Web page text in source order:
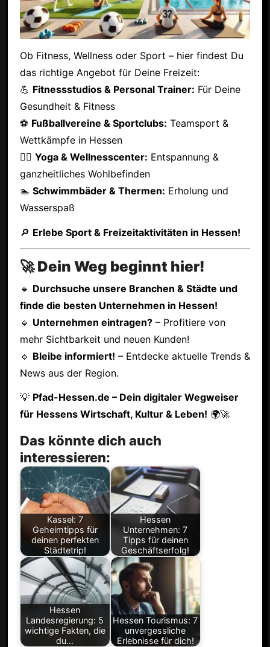
Ob Fitness, Wellness oder Sport – hier findest Du
das richtige Angebot für Deine Freizeit:
💪 Fitnessstudios & Personal Trainer: Für Deine
Gesundheit & Fitness
⚽ Fußballvereine & Sportclubs: Teamsport &
Wettkämpfe in Hessen
🧘‍♂️ Yoga & Wellnesscenter: Entspannung &
ganzheitliches Wohlbefinden
🏊 Schwimmbäder & Thermen: Erholung und
Wasserspaß
🔎 Erlebe Sport & Freizeitaktivitäten in Hessen!
🚀 Dein Weg beginnt hier!
🔹 Durchsuche unsere Branchen & Städte und
finde die besten Unternehmen in Hessen!
🔹 Unternehmen eintragen?– Profitiere von
mehr Sichtbarkeit und neuen Kunden!
🔹 Bleibe informiert! – Entdecke aktuelle Trends &
News aus der Region.
💡 Pfad-Hessen.de – Dein digitaler Wegweiser
für Hessens Wirtschaft, Kultur & Leben! 🌍🚀
Das könnte dich auch
interessieren:
Kassel: 7
Geheimtipps für
deinen perfekten
Städtetrip!
Hessen
Unternehmen: 7
Tipps für deinen
Geschäftserfolg!
Hessen
Landesregierung: 5
wichtige Fakten, die
du…
Hessen Tourismus: 7
unvergessliche
Erlebnisse für dich!